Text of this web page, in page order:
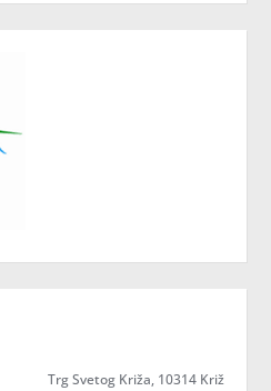
Trg Svetog Križa, 10314 Križ